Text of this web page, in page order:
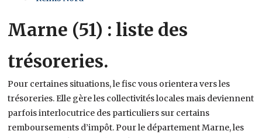
Marne (51) : liste des
trésoreries.
Pour certaines situations, le fisc vous orientera vers les
trésoreries. Elle gère les collectivités locales mais deviennent
parfois interlocutrice des particuliers sur certains
remboursements d’impôt. Pour le département Marne, les